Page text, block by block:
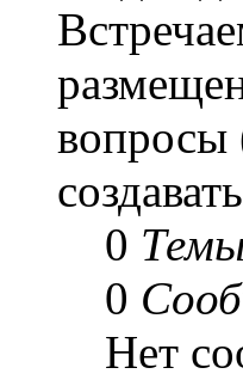
0 Темы
0
Нет